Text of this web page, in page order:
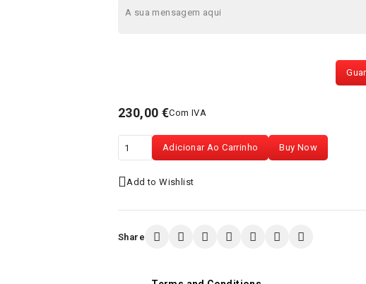
230,00 €Com IVA
Adicionar Ao Carrinho Buy Now
Add to Wishlist
Share